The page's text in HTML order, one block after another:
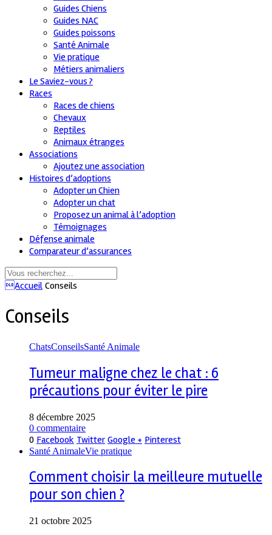
Guides Chiens
Guides NAC
Guides poissons
Santé Animale
Vie pratique
Métiers animaliers
Le Saviez-vous ?
Races
Races de chiens
Chevaux
Reptiles
Animaux étranges
Associations
Ajoutez une association
Histoires d’adoptions
Adopter un Chien
Adopter un chat
Proposez un animal à l’adoption
Témoignages
Défense animale
Comparateur d’assurances
Accueil Conseils
Conseils
ChatsConseilsSanté Animale
Tumeur maligne chez le chat : 6
précautions pour éviter le pire
8 décembre 2025
0 commentaire
0 Facebook Twitter Google + Pinterest
Santé AnimaleVie pratique
Comment choisir la meilleure mutuelle
pour son chien ?
21 octobre 2025